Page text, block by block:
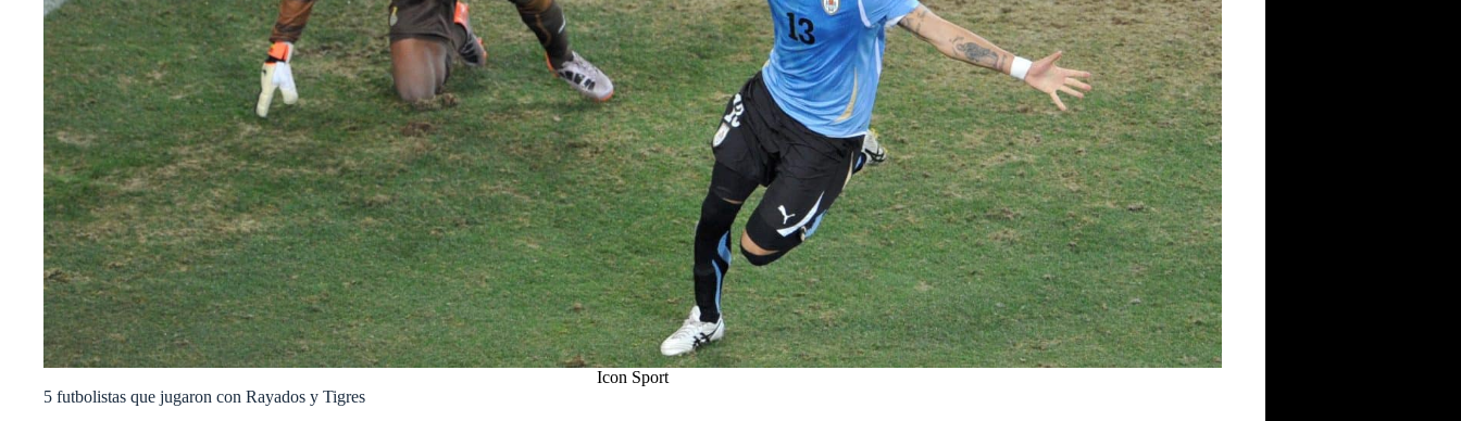
Icon Sport
5 futbolistas que jugaron con Rayados y Tigres